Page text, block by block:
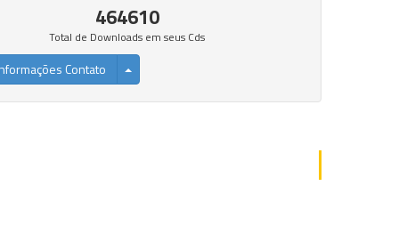
464610
Total de Downloads em seus Cds
Contato